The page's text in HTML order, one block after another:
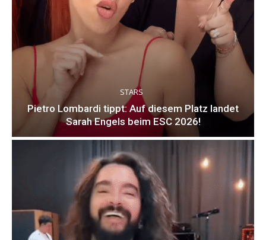
STARS
Pietro Lombardi tippt: Auf diesem Platz landet
Sarah Engels beim ESC 2026!